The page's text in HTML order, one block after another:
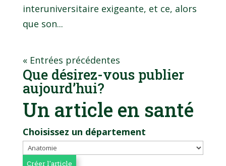
interuniversitaire exigeante, et ce, alors
que son...
« Entrées précédentes
Que désirez-vous publier
aujourd’hui?
Un article en santé
Choisissez un département